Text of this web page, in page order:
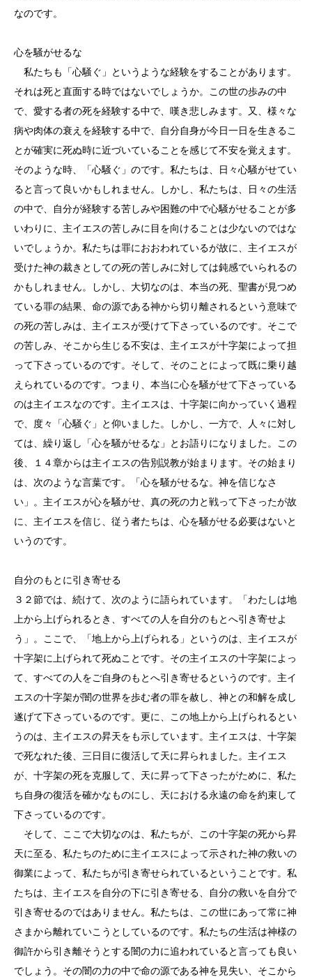
なのです。
心を騒がせるな
私たちも「心騒ぐ」というような経験をすることがあります。
それは死と直面する時ではないでしょうか。この世の歩みの中
で、愛する者の死を経験する中で、嘆き悲しみます。又、様々な
病や肉体の衰えを経験する中で、自分自身が今日一日を生きるこ
とが確実に死ぬ時に近づいていることを感じて不安を覚えます。
そのような時、「心騒ぐ」のです。私たちは、日々心騒がせてい
ると言って良いかもしれません。しかし、私たちは、日々の生活
の中で、自分が経験する苦しみや困難の中で心騒がせることが多
いわりに、主イエスの苦しみに目を向けることは少ないのではな
いでしょうか。私たちは罪におおわれているが故に、主イエスが
受けた神の裁きとしての死の苦しみに対しては鈍感でいられるの
かもしれません。しかし、大切なのは、本当の死、聖書が見つめ
ている罪の結果、命の源である神から切り離されるという意味で
の死の苦しみは、主イエスが受けて下さっているのです。そこで
の苦しみ、そこから生じる不安は、主イエスが十字架によって担
って下さっているのです。そして、そのことによって既に乗り越
えられているのです。つまり、本当に心を騒がせて下さっている
のは主イエスなのです。主イエスは、十字架に向かっていく過程
で、度々「心騒ぐ」と仰いました。しかし、一方で、人々に対し
ては、繰り返し「心を騒がせるな」とお語りになりました。この
後、１４章からは主イエスの告別説教が始まります。その始まり
は、次のような言葉です。「心を騒がせるな。神を信じなさ
い」。主イエスが心を騒がせ、真の死の力と戦って下さったが故
に、主イエスを信じ、従う者たちは、心を騒がせる必要はないと
いうのです。
自分のもとに引き寄せる
３２節では、続けて、次のように語られています。「わたしは地
上から上げられるとき、すべての人を自分のもとへ引き寄せよ
う」。ここで、「地上から上げられる」というのは、主イエスが
十字架に上げられて死ぬことです。その主イエスの十字架によっ
て、すべての人をご自身のもとへ引き寄せるというのです。主イ
エスの十字架が闇の世界を歩む者の罪を赦し、神との和解を成し
遂げて下さっているのです。更に、この地上から上げられるとい
うのは、主イエスの昇天をも示しています。主イエスは、十字架
で死なれた後、三日目に復活して天に昇られました。主イエス
が、十字架の死を克服して、天に昇って下さったがために、私た
ち自身の復活を確かなものにし、天における永遠の命を約束して
下さっているのです。
そして、ここで大切なのは、私たちが、この十字架の死から昇
天に至る、私たちのために主イエスによって示された神の救いの
御業によって、私たちが引き寄せられているということです。私
たちは、主イエスを自分の下に引き寄せる、自分の救いを自分で
引き寄せるのではありません。私たちは、この世にあって常に神
さまから離れていこうとしているのです。私たちの生活は神様の
御許から引き離そうとする闇の力に追われていると言っても良い
でしょう。その闇の力の中で命の源である神を見失い、そこから